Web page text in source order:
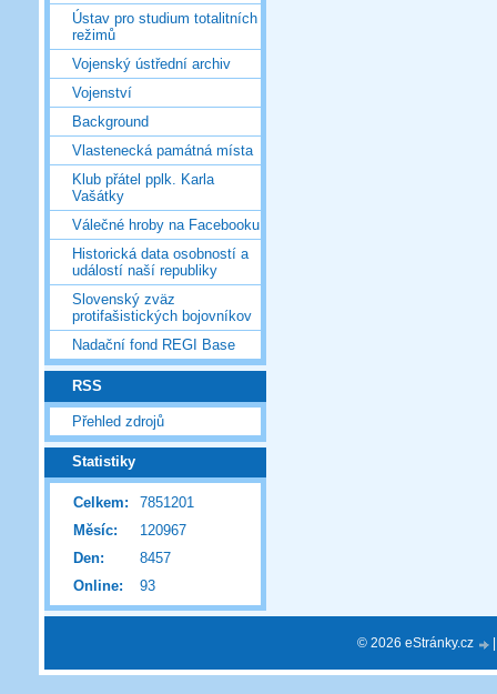
Ústav pro studium totalitních
režimů
Vojenský ústřední archiv
Vojenství
Background
Vlastenecká památná místa
Klub přátel pplk. Karla
Vašátky
Válečné hroby na Facebooku
Historická data osobností a
událostí naší republiky
Slovenský zväz
protifašistických bojovníkov
Nadační fond REGI Base
RSS
Přehled zdrojů
Statistiky
Online: 93
Celkem:
7851201
Měsíc:
120967
Den:
8457
© 2026 eStránky.cz